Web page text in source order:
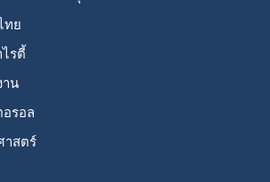
ทย
รตี้
าน
อรอล
าสตร์